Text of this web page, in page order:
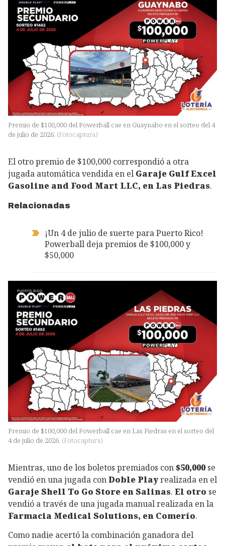
Premio de $100,000 del Powerball cae en Guaynabo en el sorteo del 4
de julio de 2026. (Fotocaptura)
El otro premio de $100,000 correspondió a otra
jugada automática vendida en el Garaje Gulf Excel
Gasoline and Food Mart LLC, en Las Piedras.
Relacionadas
¡Un 4 de julio de suerte para Puerto Rico!
Powerball deja premios de $100,000 y
$50,000
Premio de $100,000 del Powerball cae en Las Piedras en el sorteo del
4 de julio de 2026. (Fotocaptura)
Mientras, uno de los boletos premiados con$50,000se
vendió en una jugada conDoble Playrealizada en el
Garaje Shell To Go Store en Salinas. El otro se
vendió a través de una jugada manual realizada en la
Farmacia Medical Solutions, en Comerío.
Como nadie acertó la combinación ganadora del